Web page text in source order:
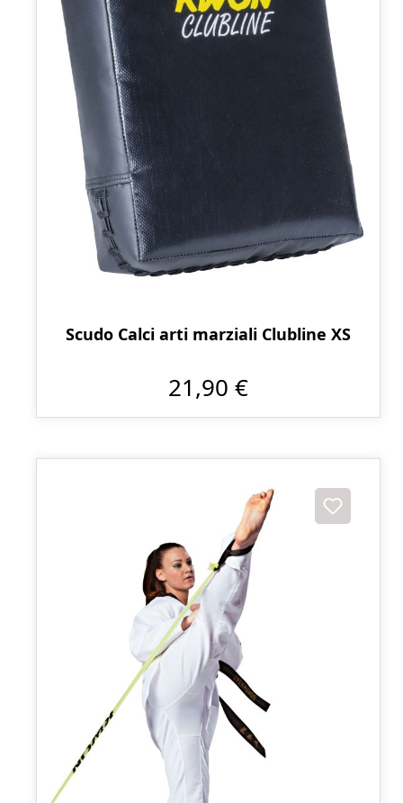
Scudo Calci arti marziali Clubline XS
21,90 €